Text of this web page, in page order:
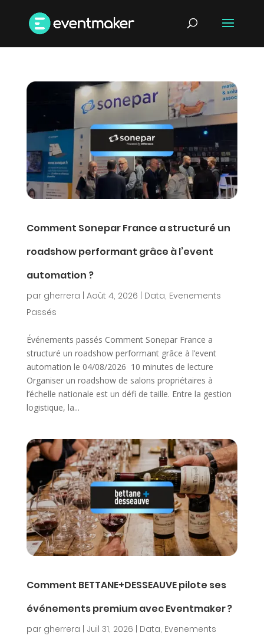
Comment Sonepar France a structuré un
roadshow performant grâce à l’event
automation ?
par gherrera | Août 4, 2026 | Data, Evenements
Passés
Événements passés Comment Sonepar France a
structuré un roadshow performant grâce à l’event
automation le 04/08/2026 10 minutes de lecture
Organiser un roadshow de salons propriétaires à
l’échelle nationale est un défi de taille. Entre la gestion
logistique, la...
Comment BETTANE+DESSEAUVE pilote ses
événements premium avec Eventmaker ?
par gherrera Juil 31, 2026 Data, Evenements